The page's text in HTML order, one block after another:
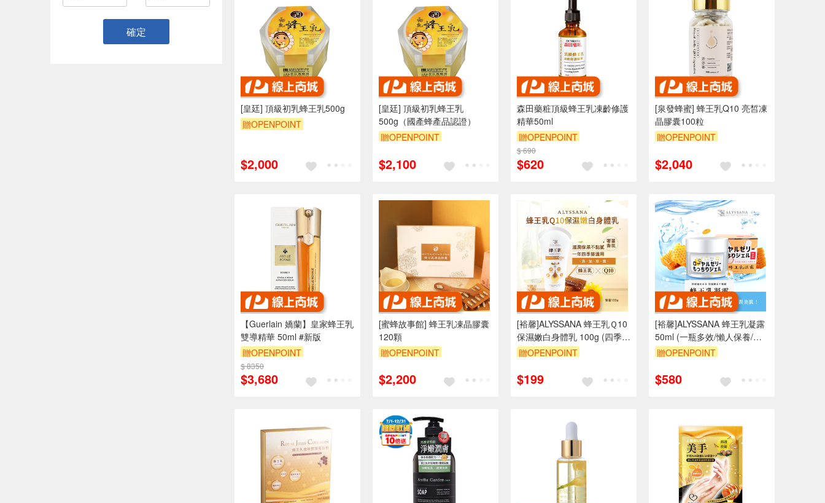
確定
[皇廷] 頂級初乳蜂王乳500g
贈OPENPOINT
$2,000
[皇廷] 頂級初乳蜂王乳
500g（國產蜂產品認證）
贈OPENPOINT
$2,100
森田藥粧頂級蜂王乳凍齡修護
精華50ml
贈OPENPOINT
$ 690
$620
[泉發蜂蜜] 蜂王乳Q10 亮皙凍
晶膠囊100粒
贈OPENPOINT
$2,040
【Guerlain 嬌蘭】皇家蜂王乳
雙導精華 50ml #新版
贈OPENPOINT
訂單滿 2000 元折抵 100元
（運費不算在 2000 元的範
$ 8350
$3,680
[蜜蜂故事館] 蜂王乳凍晶膠囊
120顆
贈OPENPOINT
$2,200
[裕馨]ALYSSANA 蜂王乳Ｑ10
保濕嫩白身體乳 100g (四季適
用/膠原蛋白/玻尿酸/溫和修護
贈OPENPOINT
$199
[裕馨]ALYSSANA 蜂王乳凝露
50ml (一瓶多效/懶人保養/化
妝水、美容液、乳液、乳霜、
贈OPENPOINT
$580